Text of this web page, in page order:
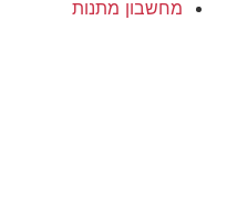
מחשבון מתנות